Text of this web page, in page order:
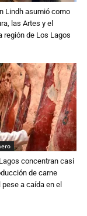
Lindh asumió como
las Artes y el
región de Los Lagos
concentran casi
de carne
a caída en el